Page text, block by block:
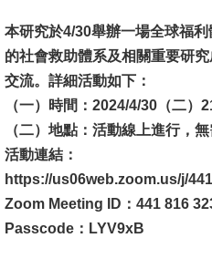
單
位
研
究
消
息
公
告
本研究於4/30舉辦一場全球福
的社會救助體系及相關重要研
交流。詳細活動如下：
（一）時間：2024/4/30（二）
（二）地點：活動線上進行，
活動連結：
https://us06web.zoom.us/j/
Zoom Meeting ID：441 816
Passcode：LYV9xB